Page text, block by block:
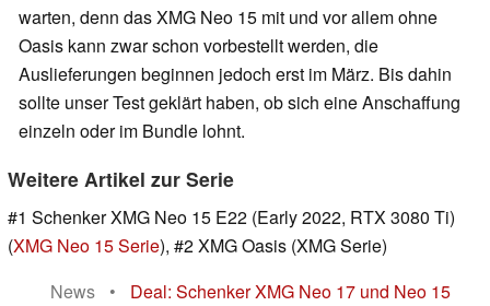
warten, denn das XMG Neo 15 mit und vor allem ohne
Oasis kann zwar schon vorbestellt werden, die
Auslieferungen beginnen jedoch erst im März. Bis dahin
sollte unser Test geklärt haben, ob sich eine Anschaffung
einzeln oder im Bundle lohnt.
Weitere Artikel zur Serie
#1 Schenker XMG Neo 15 E22 (Early 2022, RTX 3080 Ti)
(XMG Neo 15 Serie), #2 XMG Oasis (XMG Serie)
News
•
Deal: Schenker XMG Neo 17 und Neo 15